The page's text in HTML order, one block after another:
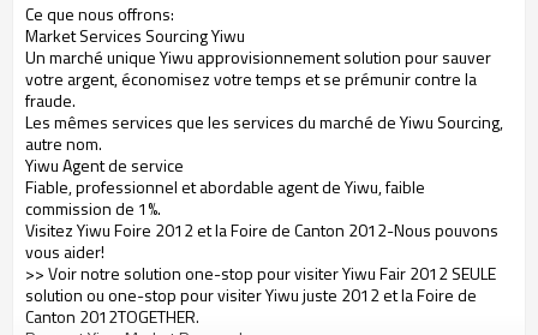
Ce que nous offrons:
Market Services Sourcing Yiwu
Un marché unique Yiwu approvisionnement solution pour sauver
votre argent, économisez votre temps et se prémunir contre la
fraude.
Les mêmes services que les services du marché de Yiwu Sourcing,
autre nom.
Yiwu Agent de service
Fiable, professionnel et abordable agent de Yiwu, faible
commission de 1%.
Visitez Yiwu Foire 2012 et la Foire de Canton 2012-Nous pouvons
vous aider!
>> Voir notre solution one-stop pour visiter Yiwu Fair 2012 SEULE
solution ou one-stop pour visiter Yiwu juste 2012 et la Foire de
Canton 2012TOGETHER.